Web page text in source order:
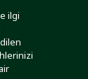
ilgi